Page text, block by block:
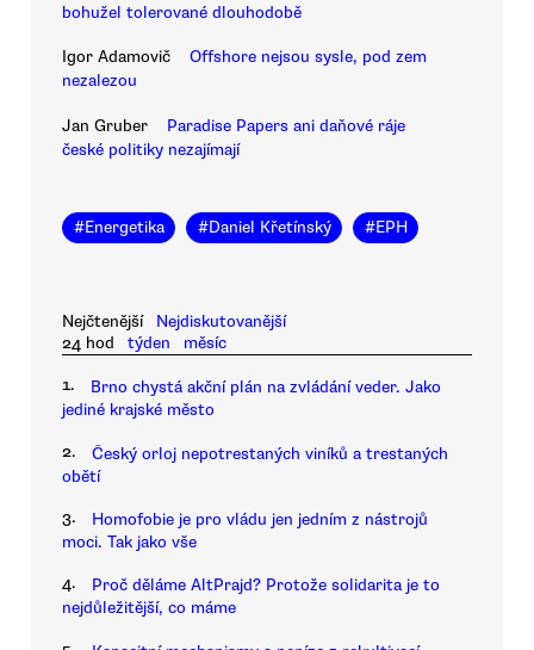
bohužel tolerované dlouhodobě
Igor Adamovič
Offshore nejsou sysle, pod zem
nezalezou
Jan Gruber
Paradise Papers ani daňové ráje
české politiky nezajímají
#Energetika #Daniel Křetínský #EPH
Nejčtenější
Nejdiskutovanější
24 hod
týden měsíc
1.
Brno chystá akční plán na zvládání veder. Jako
jediné krajské město
2.
Český orloj nepotrestaných viníků a trestaných
obětí
3.
Homofobie je pro vládu jen jedním z nástrojů
moci. Tak jako vše
4.
Proč děláme AltPrajd? Protože solidarita je to
nejdůležitější, co máme